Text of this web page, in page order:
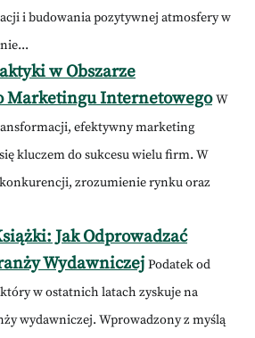
i budowania pozytywnej atmosfery w
w Obszarze
Marketingu Internetowego W
efektywny marketing
kluczem do sukcesu wielu firm. W
zrozumienie rynku oraz
Jak Odprowadzać
Wydawniczej Podatek od
w ostatnich latach zyskuje na
wydawniczej. Wprowadzony z myślą